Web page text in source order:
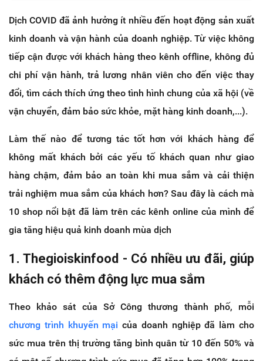
Dịch COVID đã ảnh hưởng ít nhiều đến hoạt động sản xuất
kinh doanh và vận hành của doanh nghiệp. Từ việc không
tiếp cận được với khách hàng theo kênh offline, không đủ
chi phí vận hành, trả lương nhân viên cho đến việc thay
đổi, tìm cách thích ứng theo tình hình chung của xã hội (về
vận chuyển, đảm bảo sức khỏe, mặt hàng kinh doanh,...).
Làm thế nào để tương tác tốt hơn với khách hàng để
không mất khách bởi các yếu tố khách quan như giao
hàng chậm, đảm bảo an toàn khi mua sắm và cải thiện
trải nghiệm mua sắm của khách hơn? Sau đây là cách mà
10 shop nổi bật đã làm trên các kênh online của mình để
gia tăng hiệu quả kinh doanh mùa dịch
1. Thegioiskinfood - Có nhiều ưu đãi, giúp
khách có thêm động lực mua sắm
Theo khảo sát của Sở Công thương thành phố, mỗi
chương trình khuyến mại của doanh nghiệp đã làm cho
sức mua trên thị trường tăng bình quân từ 10 đến 50% và